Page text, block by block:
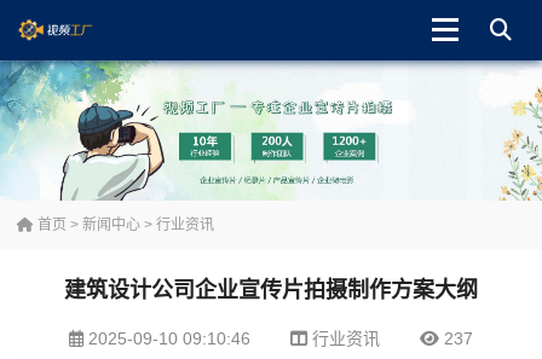
首页 > 新闻中心 > 行业资讯
建筑设计公司企业宣传片拍摄制作方案大纲
2025-09-10 09:10:46 行业资讯 237